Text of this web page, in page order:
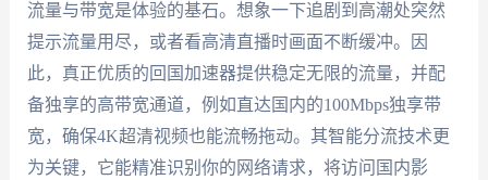
流量与带宽是体验的基石。想象一下追剧到高潮处突然
提示流量用尽，或者看高清直播时画面不断缓冲。因
此，真正优质的回国加速器提供稳定无限的流量，并配
备独享的高带宽通道，例如直达国内的100Mbps独享带
宽，确保4K超清视频也能流畅拖动。其智能分流技术更
为关键，它能精准识别你的网络请求，将访问国内影